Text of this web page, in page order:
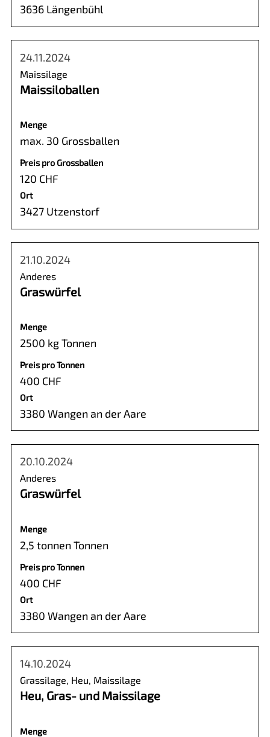
3636 Längenbühl
24.11.2024
Maissilage
Maissiloballen
Menge
max. 30 Grossballen
Preis pro Grossballen
120 CHF
Ort
3427 Utzenstorf
21.10.2024
Anderes
Graswürfel
Menge
2500 kg Tonnen
Preis pro Tonnen
400 CHF
Ort
3380 Wangen an der Aare
20.10.2024
Anderes
Graswürfel
Menge
2,5 tonnen Tonnen
Preis pro Tonnen
400 CHF
Ort
3380 Wangen an der Aare
14.10.2024
Grassilage, Heu, Maissilage
Heu, Gras- und Maissilage
Menge